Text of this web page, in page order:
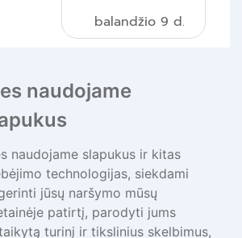
naudojame
naudojame slapukus ir kitas
technologijas, siekdami
jūsų naršymo mūsų
patirtį, parodyti jums
turinį ir tikslinius skelbimus,
balandžio 9 d.
44-84, Vilnius LT-